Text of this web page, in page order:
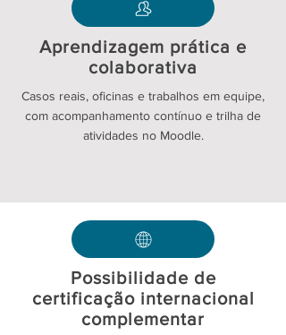
Aprendizagem prática e
colaborativa
Casos reais, oficinas e trabalhos em equipe,
com acompanhamento contínuo e trilha de
atividades no Moodle.
Possibilidade de
certificação internacional
complementar